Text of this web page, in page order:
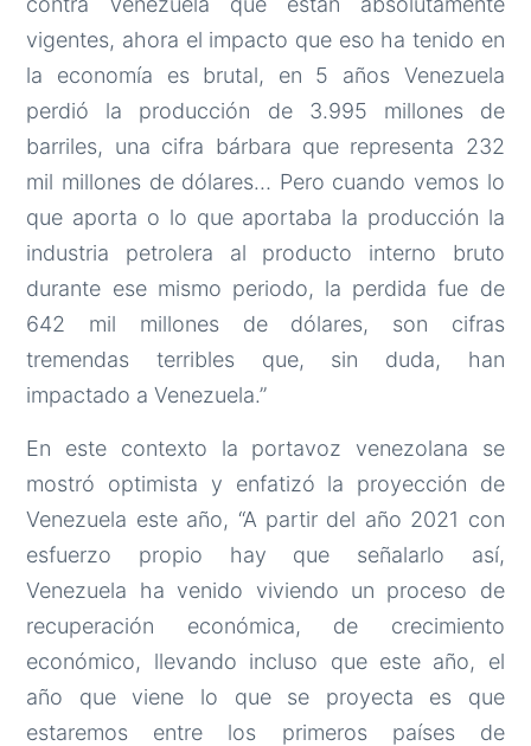
vigentes, ahora el impacto que eso ha tenido en
la economía es brutal, en 5 años Venezuela
perdió la producción de 3.995 millones de
barriles, una cifra bárbara que representa 232
mil millones de dólares… Pero cuando vemos lo
que aporta o lo que aportaba la producción la
industria petrolera al producto interno bruto
durante ese mismo periodo, la perdida fue de
642 mil millones de dólares, son cifras
tremendas terribles que, sin duda, han
impactado a Venezuela.”
En este contexto la portavoz venezolana se
mostró optimista y enfatizó la proyección de
Venezuela este año, “A partir del año 2021 con
esfuerzo propio hay que señalarlo así,
Venezuela ha venido viviendo un proceso de
recuperación económica, de crecimiento
económico, llevando incluso que este año, el
año que viene lo que se proyecta es que
estaremos entre los primeros países de